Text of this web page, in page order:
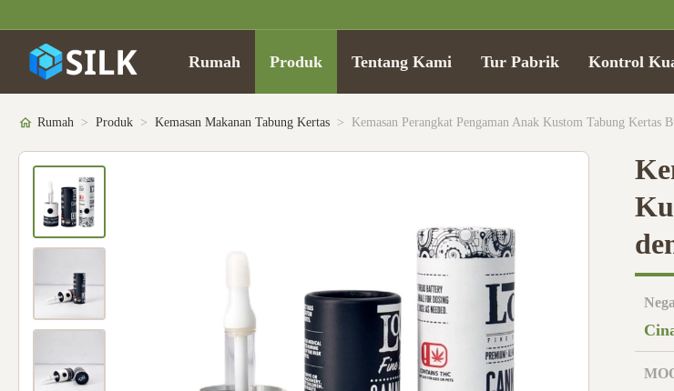
Rumah Produk Tentang Kami Tur Pabrik Kontrol
Rumah > Produk > Kemasan Makanan Tabung Kertas > Kemasan Perangkat Pengaman Anak Kustom Tabung Kertas